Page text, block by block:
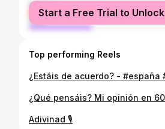
female
male
Start a Free Trial to Unlock
Top performing Reels
Adivinad 🎙